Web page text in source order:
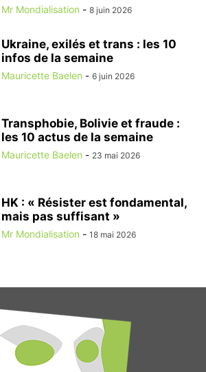
Mr Mondialisation - 8 juin 2026
Ukraine, exilés et trans : les 10
infos de la semaine
Mauricette Baelen - 6 juin 2026
Transphobie, Bolivie et fraude :
les 10 actus de la semaine
Mauricette Baelen - 23 mai 2026
HK : « Résister est fondamental,
mais pas suffisant »
Mr Mondialisation - 18 mai 2026